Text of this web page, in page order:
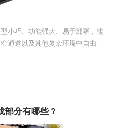
小巧、功能强大、易于部署，能
通道以及其他复杂环境中自由穿
以看到机器人来替代人工工作来
部分有哪些？